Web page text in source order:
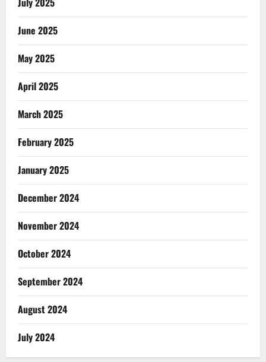
June 2025
May 2025
April 2025
March 2025
February 2025
January 2025
December 2024
November 2024
October 2024
September 2024
August 2024
July 2024